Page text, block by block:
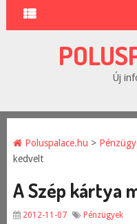
Új
Poluspalace.hu >
kedvelt
A Szép kártya
2012-11-07 Pénzügyek